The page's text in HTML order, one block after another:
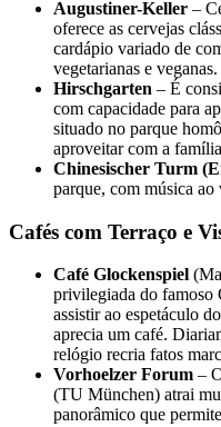
Augustiner-Keller –
oferece as cervejas
cardápio variado de
vegetarianas e veganas.
Hirschgarten – É
com capacidade para
situado no parque
aproveitar com a
Chinesischer Turm
parque, com música
Cafés com Terraço e
Café Glockenspiel
privilegiada do famoso
assistir ao espetáculo
aprecia um café.
relógio recria fatos
Vorhoelzer Forum –
(TU München) atrai
panorâmico que